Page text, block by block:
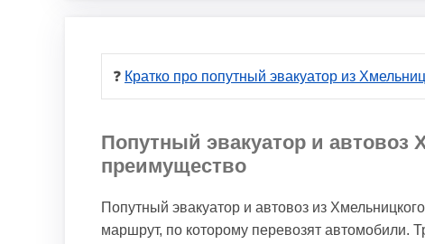
❓ Кратко про попутный эвакуатор из
Попутный эвакуатор и
преимущество
Попутный эвакуатор и автовоз из
маршрут, по которому перевозят автомобили.